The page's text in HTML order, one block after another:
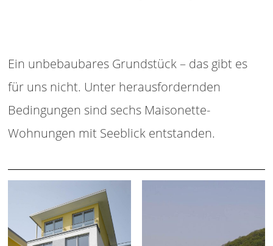
Ein unbebaubares Grundstück – das gibt es
für uns nicht. Unter herausfordernden
Bedingungen sind sechs Maisonette-
Wohnungen mit Seeblick entstanden.